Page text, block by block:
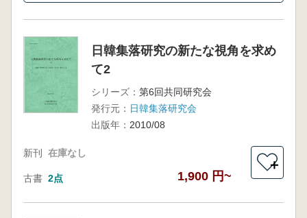
日韓集落研究の新たな視角を求め
て2
シリーズ： 第6回共同研究会
発行元： 日韓集落研究会
出版年： 2010/08
新刊 在庫なし
古書 2点 1,900 円~
＋